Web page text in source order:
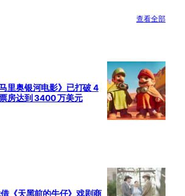
查看全部
里奥银河电影》已打破 4
房达到 3400 万美元
《天黑前的牛仔》戏剧商